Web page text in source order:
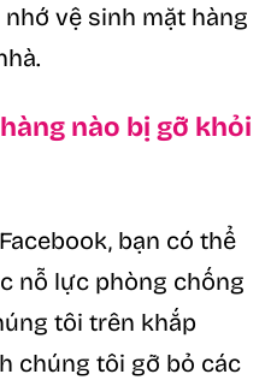
vệ sinh mặt hàng
nào bị gỡ khỏi
bạn có thể
nỗ lực phòng chống
tôi trên khắp
chúng tôi gỡ bỏ các